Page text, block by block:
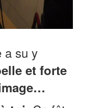
a su y
et forte